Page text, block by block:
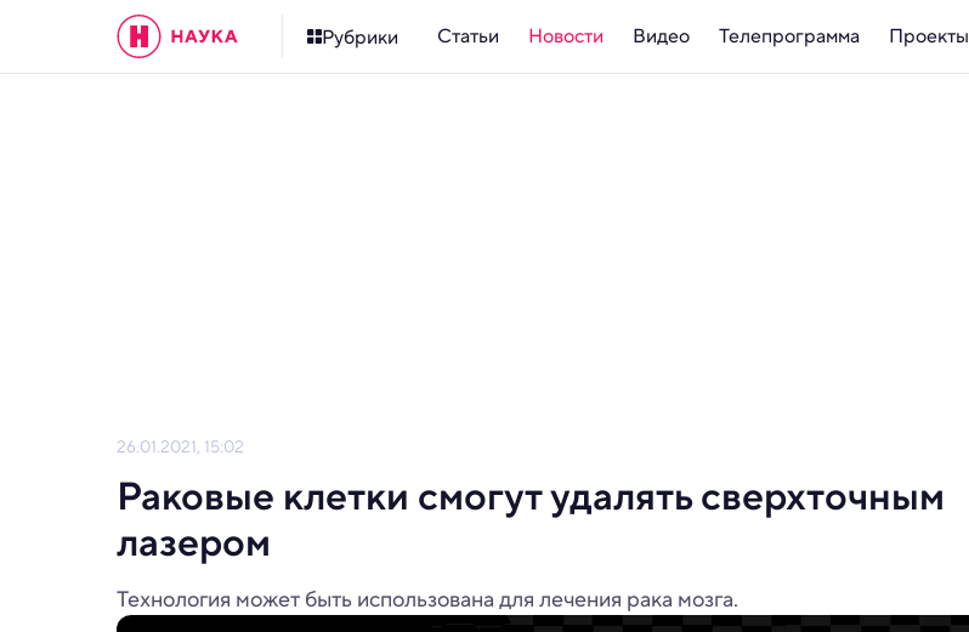
Рубрики Статьи Новости Видео Телепрограмма Проекты
26.01.2021, 15:02
Раковые клетки смогут удалять сверхточным
лазером
Технология может быть использована для лечения рака мозга.